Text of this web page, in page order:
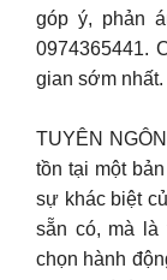
góp ý, phản
0974365441.
gian sớm nhất.
TUYÊN
tồn tại một
sự khác biệt
sẵn có, mà là
chọn hành